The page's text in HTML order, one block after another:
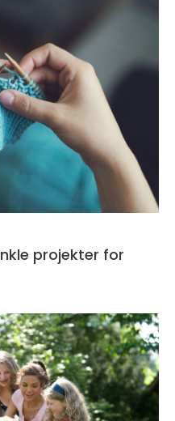
projekter for